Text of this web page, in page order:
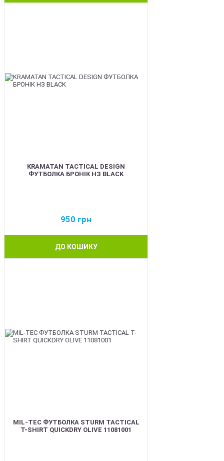
KRAMATAN TACTICAL DESIGN
ФУТБОЛКА БРОНІК НЗ BLACK
950 грн
ДО КОШИКУ
MIL-TEC ФУТБОЛКА STURM TACTICAL
T-SHIRT QUICKDRY OLIVE 11081001